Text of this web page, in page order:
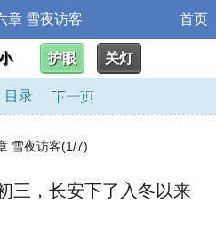
章 雪夜访客 首页
护眼 关灯
目录 下一页
雪夜访客(1/7)
三，长安下了入冬以来